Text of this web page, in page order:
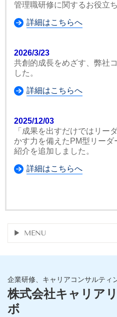
管理職研修に関するお役立
詳細はこちらへ
2026/3/23
共創的成長をめざす、弊社
した。
詳細はこちらへ
2025/12/03
「成果を出すだけではリー
かす力を備えたPM型リー
紹介を追加しました。
詳細はこちらへ
MENU
企業研修、キャリアコンサルティ
株式会社キャリア
ボ